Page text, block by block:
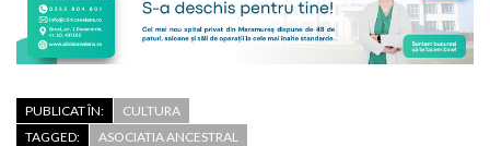
PUBLICAT ÎN:
CULTURA
TAGGED:
ASOCIATIA ANCESTRAL